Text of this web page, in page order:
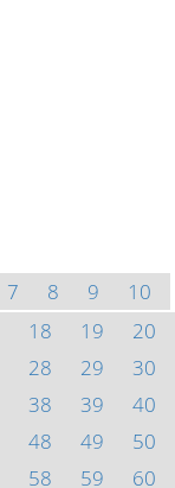
7 8 9
10
18 19
20
28 29
30
38 39
40
48 49
50
58 59
60